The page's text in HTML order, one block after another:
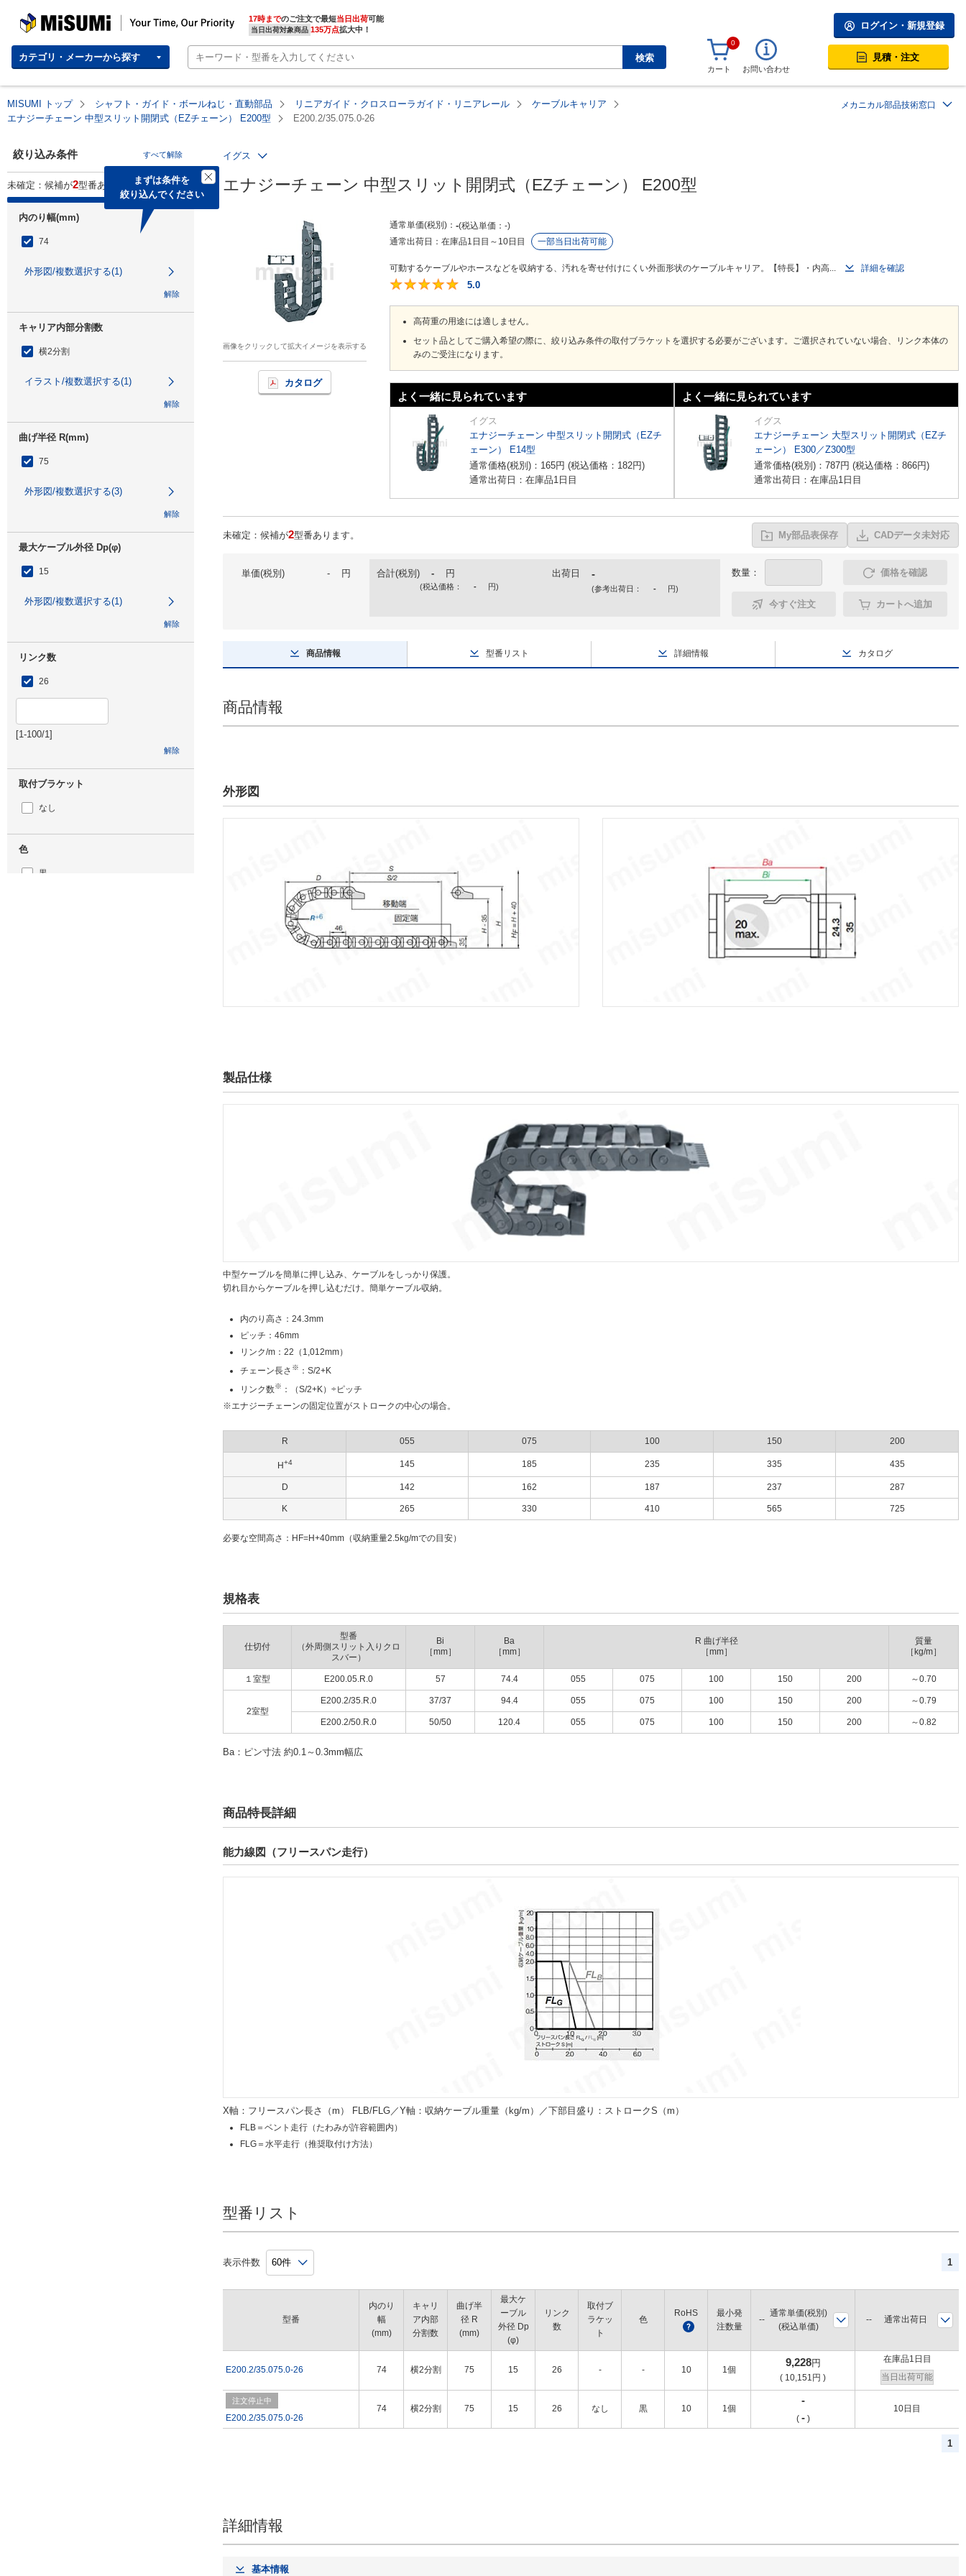
MISUMI | Your Time, Our Priority 17時までのご注文で最短当日出荷
当日出荷対象商品 135万点拡大中！
カテゴリ・メーカーから探す 検索
ログイン・新規登録
0
カート お問い合わせ
見積・注文
MISUMI トップ シャフト・ガイド・ボールねじ・直動部品 リニアガイド・クロスローラガイド・リニアレール
ケーブルキャリア
エナジーチェーン 中型スリット開閉式（EZチェーン） E200型
E200.2/35.075.0-26
メカニカル部品技術窓口
絞り込み条件 すべて解除
まずは条件を
絞り込んでください
未確定：候補が2型番あります。
内のり幅(mm)
74
外形図/複数選択する(1)
解除
キャリア内部分割数
横2分割
イラスト/複数選択する(1)
解除
曲げ半径 R(mm)
75
外形図/複数選択する(3)
解除
最大ケーブル外径 Dp(φ)
15
外形図/複数選択する(1)
解除
リンク数
26
[1-100/1]
解除
取付ブラケット
なし
色
黒
イグス
エナジーチェーン 中型スリット開閉式（EZチェーン） E200型
画像をクリックして拡大イメージを表示する
カタログ
通常単価(税別) - 税込単価
-
通常出荷日： 在庫品1日目 ～ 10日目 一部当日出荷可能
可動するケーブルやホースなどを収納する、汚れを寄せ付けにくい外面形状のケーブルキャリア。【特長】・内高...
詳細を確認
5.0
高荷重の用途には適しません。
セット品としてご購入希望の際に、絞り込み条件の取付ブラケットを選択する必要がございます。ご選択されていない場合、リンク本体の
みのご受注になります。
よく一緒に見られています
イグス
エナジーチェーン 中型スリット開閉式（EZチ
ェーン） E14型
通常価格(税別)： 165円 (税込価格： 182円)
通常出荷日：在庫品1日目
よく一緒に見られています
イグス
エナジーチェーン 大型スリット開閉式（EZチ
ェーン） E300／Z300型
通常価格(税別)： 787円 (税込価格： 866円)
通常出荷日：在庫品1日目
未確定：候補が2型番あります。 My部品表保存 CADデータ未対応
単価(税別) - 円 合計(税別) - 円
(税込価格： - 円)
出荷日 -
(参考出荷日： - 円)
数量： 価格を確認
今すぐ注文 カートへ追加
商品情報 型番リスト 詳細情報 カタログ
商品情報
外形図
製品仕様
中型ケーブルを簡単に押し込み、ケーブルをしっかり保護。
切れ目からケーブルを押し込むだけ。簡単ケーブル収納。
内のり高さ：24.3mm
ピッチ：46mm
リンク/m：22（1,012mm）
チェーン長さ ※ ：S/2+K
リンク数※ ：（S/2+K）÷ピッチ
※エナジーチェーンの固定位置がストロークの中心の場合。
R 055 075 100 150 200
H+4 145 185 235 335 435
D 142 162 187 237 287
K 265 330 410 565 725
必要な空間高さ：HF=H+40mm（収納重量2.5kg/mでの目安）
規格表
仕切付
型番
（外周側スリット入りクロ
スバー）
Bi
［mm］
Ba
［mm］
R 曲げ半径
［mm］
質量
［kg/m］
１室型 E200.05.R.0 57 74.4 055 075 100 150 200 ～0.70
2室型
E200.2/35.R.0 37/37 94.4 055 075 100 150 200 ～0.79
E200.2/50.R.0 50/50 120.4 055 075 100 150 200 ～0.82
Ba：ピン寸法 約0.1～0.3mm幅広
商品特長詳細
能力線図（フリースパン走行）
X軸：フリースパン長さ（m） FLB/FLG／Y軸：収納ケーブル重量（kg/m）／下部目盛り：ストロークS（m）
FLB＝ベント走行（たわみが許容範囲内）
FLG＝水平走行（推奨取付け方法）
型番リスト
表示件数 1
型番
E200.2/35.075.0-26
注文停止中
E200.2/35.075.0-26
内のり
幅
(mm)
キャリ
ア内部
分割数
曲げ半
径 R
(mm)
最大ケ
ーブル
外径 Dp
(φ)
リンク
数
取付ブ
ラケッ
ト
色
RoHS
?
最小発
注数量
74 横2分割 75 15 26 - - 10 1個
74 横2分割 75 15 26 なし 黒 10 1個
通常単価(税別)
(税込単価)
通常出荷日
9,228円
( 10,151 円 )
在庫品1日目
当日出荷可能
-
( - )
10日目
1
詳細情報
基本情報